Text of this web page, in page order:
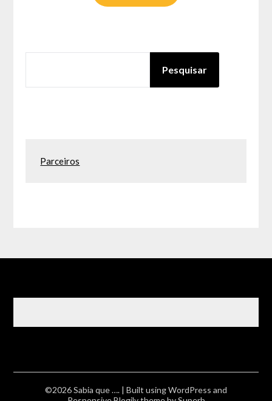
Pesquisar
Parceiros
©2026 Sabia que …. | Built using WordPress and